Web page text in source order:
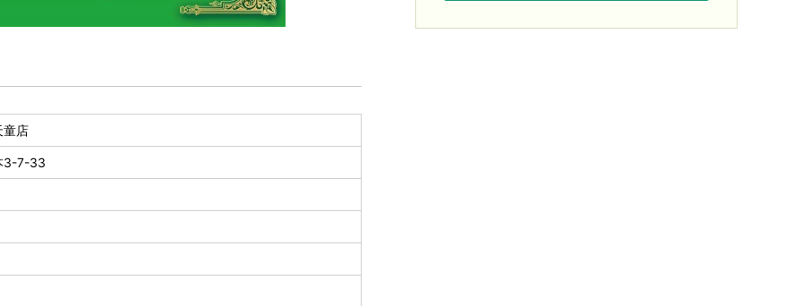
童店
3-7-33